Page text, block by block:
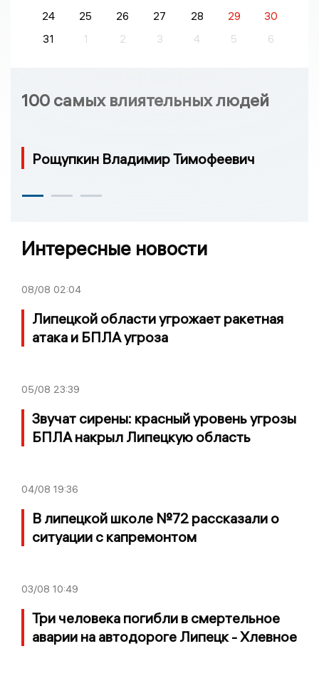
24 25 26 27 28 29
30
31
1 2 3 4 5 6
100 самых влиятельных людей
Рощупкин Владимир Тимофеевич
Интересные новости
08/08 02:04
Липецкой области угрожает ракетная
атака и БПЛА угроза
05/08 23:39
Звучат сирены: красный уровень угрозы
БПЛА накрыл Липецкую область
04/08 19:36
В липецкой школе №72 рассказали о
ситуации с капремонтом
03/08 10:49
Три человека погибли в смертельное
аварии на автодороге Липецк - Хлевное